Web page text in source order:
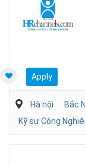
Apply
Hà nội Bắc
Kỹ sư Công